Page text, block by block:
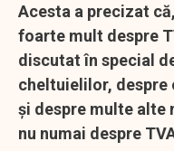
Acesta a precizat
foarte mult despre
discutat în special
cheltuielilor,
şi despre multe alte
nu numai despre